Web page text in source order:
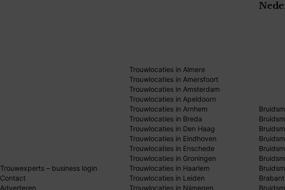
Trouwexperts – business login
Contact
Adverteren
Trouwlocaties in Almere
Trouwlocaties in Amersfoort
Trouwlocaties in Amsterdam
Trouwlocaties in Apeldoorn
Trouwlocaties in Arnhem
Trouwlocaties in Breda
Trouwlocaties in Den Haag
Trouwlocaties in Eindhoven
Trouwlocaties in Enschede
Trouwlocaties in Groningen
Trouwlocaties in Haarlem
Trouwlocaties in Leiden
Trouwlocaties in Nijmegen
Brabant